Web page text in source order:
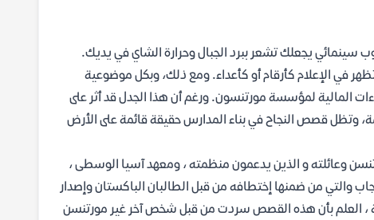
سينمائي يجعلك تشعر ببرد الجبال وحرارة الشاي في يديك.
في الإعلام كأرقام أو كأعداء. ومع ذلك، وبكل موضوعية
المالية لمؤسسة مورتنسون. ورغم أن هذا الجدل قد أثر على
وتظل قصص النجاح في بناء المدارس حقيقة قائمة على الأرض
وعائلته و الذين يدعمون منظمته ، ومعهد آسيا الوسطى ،
والتي من ضمنها إختطافه من قبل الطالبان الباكستان وإصدار
، العلم بأن هذه القصص سردت من قبل شخص آخر غير مورتنسن